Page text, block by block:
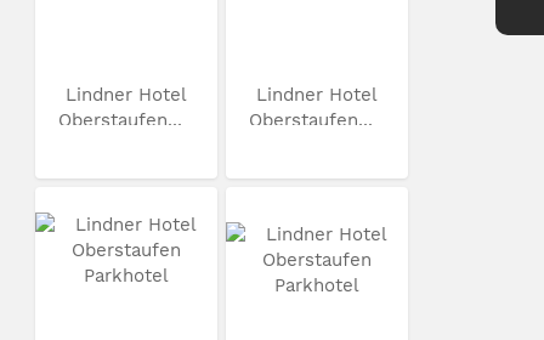
Lindner Hotel
Oberstaufen...
Lindner Hotel
Oberstaufen...